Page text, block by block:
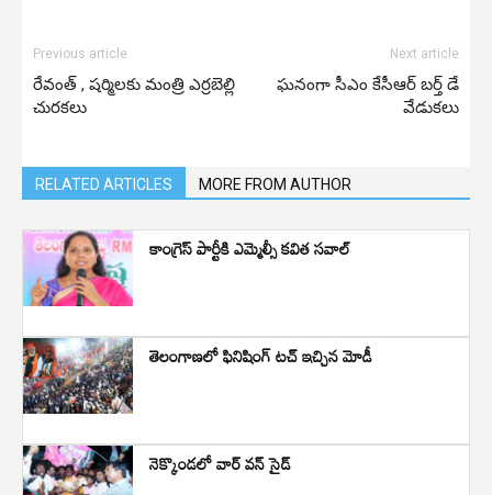
Previous article
రేవంత్ , షర్మిలకు మంత్రి ఎర్రబెల్లి
చురకలు
Next article
ఘనంగా సీఎం కేసీఆర్ బర్త్ డే
వేడుకలు
RELATED ARTICLES MORE FROM AUTHOR
కాంగ్రెస్ పార్టీకి ఎమ్మెల్సీ కవిత సవాల్
తెలంగాణలో ఫినిషింగ్ టచ్ ఇచ్చిన మోడీ
నెక్కొండలో వార్ వన్ సైడ్